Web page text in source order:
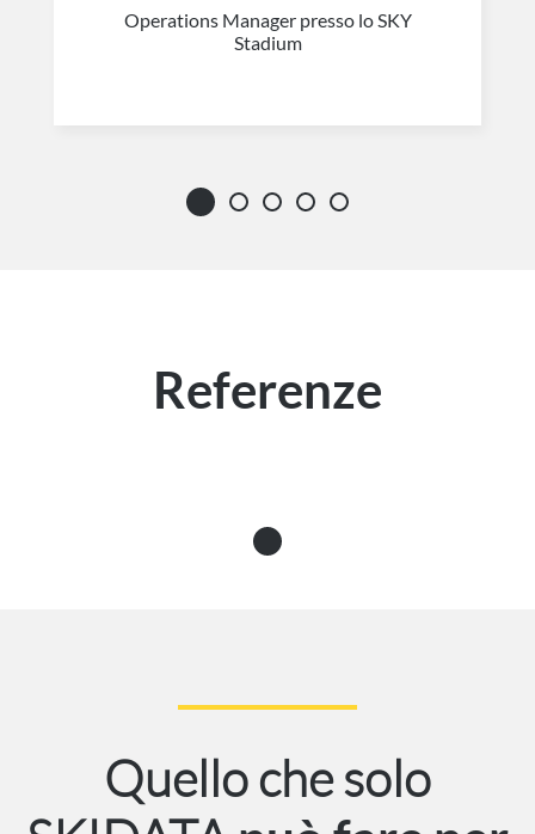
Operations Manager presso lo SKY
Stadium
Referenze
Quello che solo